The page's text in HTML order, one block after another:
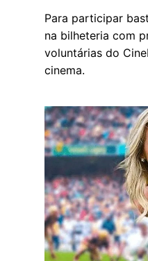
Para participar
na bilheteria com
voluntárias do
cinema.